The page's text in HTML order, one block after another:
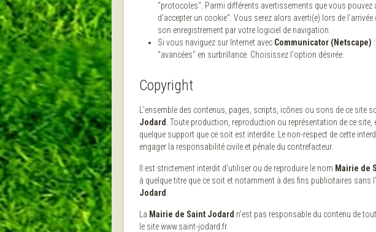
"protocoles". Parmi différents avertissements que vous pouvez
d'accepter un cookie". Vous serez alors averti(e) lors de
son enregistrement par votre logiciel de navigation.
Si vous naviguez sur Internet avec Communicator (Netscape)
"avancées" en surbrillance. Choisissez l'option désirée.
Copyright
L'ensemble des contenus, pages, scripts, icônes ou sons de ce site
Jodard . Toute production, reproduction ou représentation de ce
quelque support que ce soit est interdite. Le non-respect de cette
engager la responsabilité civile et pénale du contrefacteur.
Il est strictement interdit d'utiliser ou de reproduire le nom Mairie de
à quelque titre que ce soit et notamment à des fins publicitaires sans
Jodard
La Mairie de Saint Jodard n'est pas responsable du contenu de
le site www.saint-jodard.fr